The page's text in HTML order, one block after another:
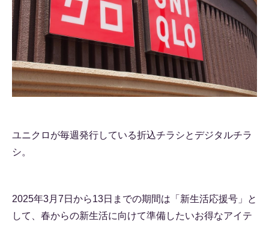
ユニクロが毎週発行している折込チラシとデジタルチラ
シ。
2025年3月7日から13日までの期間は「新生活応援号」と
して、春からの新生活に向けて準備したいお得なアイテ